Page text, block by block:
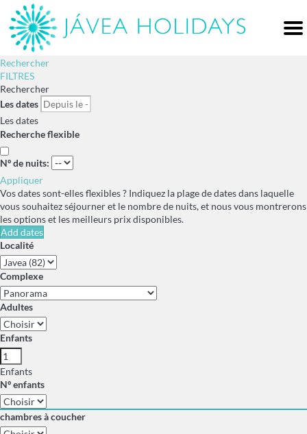
Rechercher
FILTRES
Rechercher
Les dates
Les dates
Recherche flexible
Nº de nuits:
Appliquer
Vos dates sont-elles flexibles ? Indiquez la plage de dates dans laquelle
vous souhaitez séjourner et le nombre de nuits, et nous vous montrerons
les options et les meilleurs prix disponibles.
Add dates
Localité
Complexe
Adultes
Enfants
Enfants
Nº enfants
chambres à coucher